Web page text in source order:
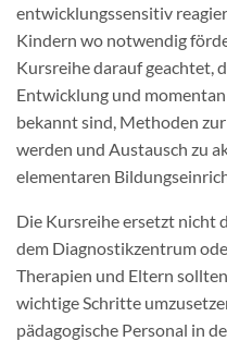
entwicklungssensitiv
Kindern wo notwendig
Kursreihe darauf geachtet,
Entwicklung und
bekannt sind, Methoden
werden und Austausch zu
elementaren
Die Kursreihe ersetzt nicht
dem Diagnostikzentrum
Therapien und Eltern
wichtige Schritte
pädagogische Personal in